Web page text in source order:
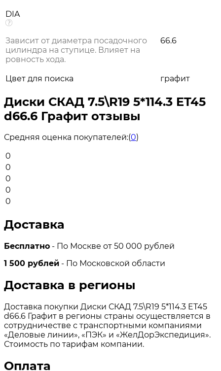
DIA
Зависит от диаметра посадочного
цилиндра на ступице. Влияет на
ровность хода.
66.6
Цвет для поиска графит
Диски СКАД 7.5\R19 5*114.3 ET45
d66.6 Графит отзывы
Средняя оценка покупателей:(0)
0
0
0
0
0
Доставка
Бесплатно - По Москве от 50 000 рублей
1 500 рублей - По Московской области
Доставка в регионы
Доставка покупки Диски СКАД 7.5\R19 5*114.3 ET45
d66.6 Графит в регионы страны осуществляется в
сотрудничестве с транспортными компаниями
«Деловые линии», «ПЭК» и «ЖелДорЭкспедиция».
Стоимость по тарифам компании.
Оплата